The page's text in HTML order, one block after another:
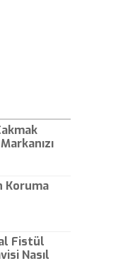
Koruma
Fistül
Nasıl